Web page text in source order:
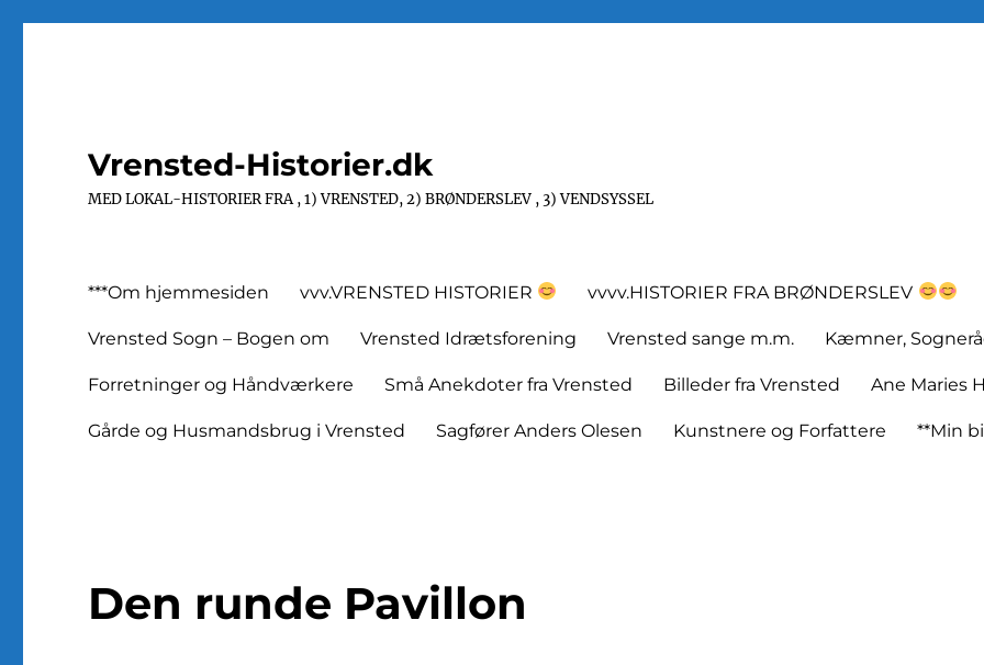
Vrensted-Historier.dk
MED LOKAL-HISTORIER FRA , 1) VRENSTED, 2) BRØNDERSLEV , 3) VENDSYSSEL
***Om hjemmesiden vvv.VRENSTED HISTORIER vvvv.HISTORIER FRA BRØNDERSLEV
Vrensted Sogn – Bogen om Vrensted Idrætsforening Vrensted sange m.m. Kæmner,
Forretninger og Håndværkere Små Anekdoter fra Vrensted Billeder fra Vrensted Ane Maries
Gårde og Husmandsbrug i Vrensted Sagfører Anders Olesen Kunstnere og Forfattere **Min
Den runde Pavillon